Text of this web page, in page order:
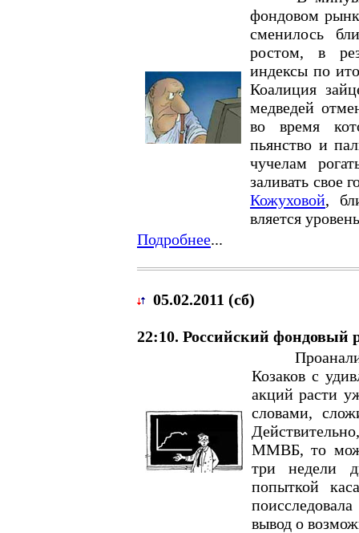
фондовом
сменилось
ростом, в
индексы по
Коалиция
медведей
во время
пьянство и
чучелам
заливать свое
Кожуховой,
вляется
Подробнее...
05.02.2011 (сб)
22:10. Российский фондовый
Козаков с
акций расти
словами,
ММВБ, то
три недели
попыткой
вывод о